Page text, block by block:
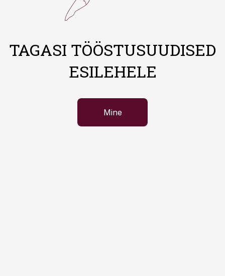
TAGASI TÖÖSTUSUUDISED
ESILEHELE
Mine